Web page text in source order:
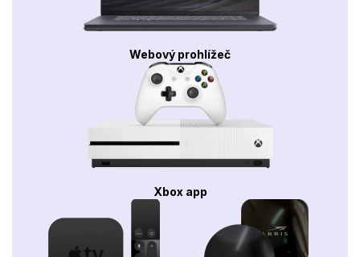
Webový prohlížeč
Xbox app